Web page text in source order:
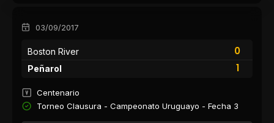
03/09/2017
Boston River
0
1
Peñarol
Centenario
Torneo Clausura - Campeonato Uruguayo - Fecha 3